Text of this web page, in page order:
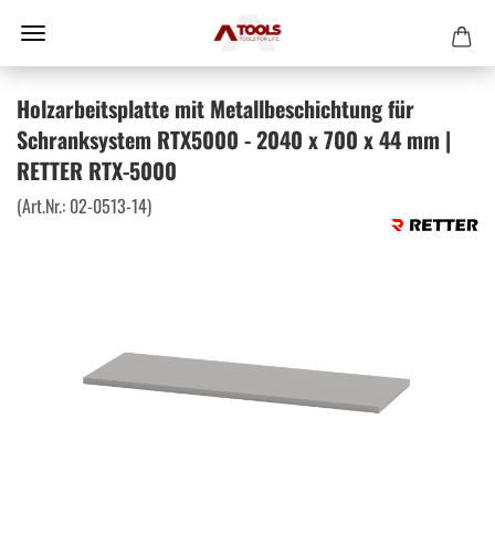
Holzarbeitsplatte mit Metallbeschichtung für
Schranksystem RTX5000 - 2040 x 700 x 44 mm |
RETTER RTX-5000
(Art.Nr.: 02-0513-14)